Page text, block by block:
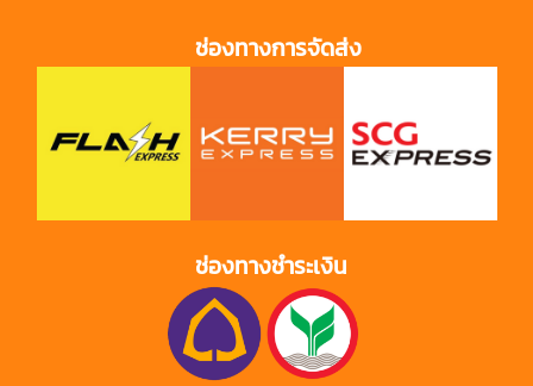
ช่องทางการจัดส่ง
ช่องทางชำระเงิน